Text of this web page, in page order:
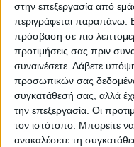
στην επεξεργασία από
περιγράφεται παραπάνω.
πρόσβαση σε πιο
προτιμήσεις σας πριν
συναινέσετε. Λάβετε
προσωπικών σας
συγκατάθεσή σας, αλλά
την επεξεργασία. Οι
τον ιστότοπο. Μπορείτε
ανακαλέσετε τη
Η Αρχαιότερη